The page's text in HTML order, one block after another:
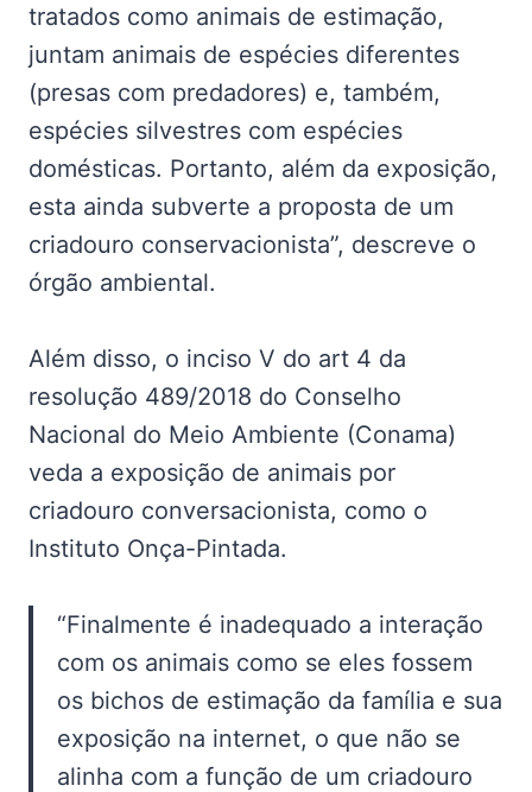
tratados como animais de estimação,
juntam animais de espécies diferentes
(presas com predadores) e, também,
espécies silvestres com espécies
domésticas. Portanto, além da exposição,
esta ainda subverte a proposta de um
criadouro conservacionista”, descreve o
órgão ambiental.
Além disso, o inciso V do art 4 da
resolução 489/2018 do Conselho
Nacional do Meio Ambiente (Conama)
veda a exposição de animais por
criadouro conversacionista, como o
Instituto Onça-Pintada.
“Finalmente é inadequado a interação
com os animais como se eles fossem
os bichos de estimação da família e sua
exposição na internet, o que não se
alinha com a função de um criadouro